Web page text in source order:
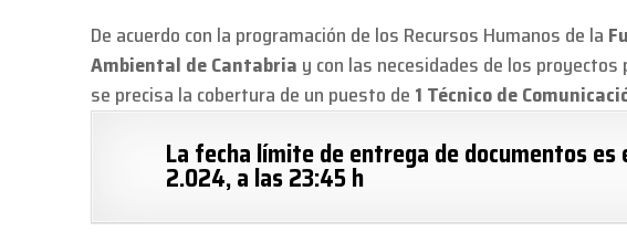
De acuerdo con la programación de los Recursos Humanos de la
Ambiental de Cantabria y con las necesidades de los
se precisa la cobertura de un puesto de 1 Técnico de
La fecha límite de entrega de documentos es
2.024, a las 23:45 h